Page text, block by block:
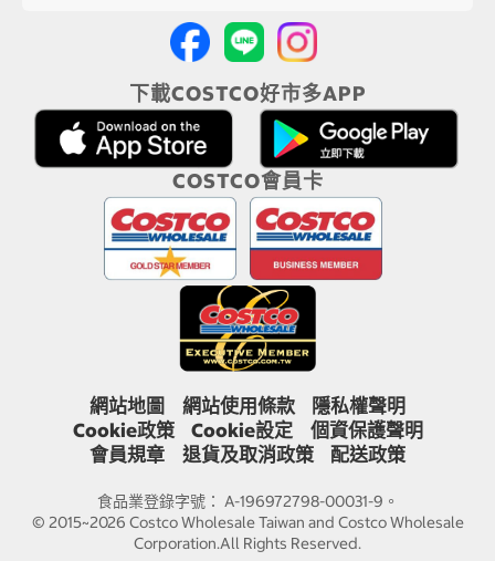
下載COSTCO好市多APP
COSTCO會員卡
網站地圖 網站使用條款
隱私權聲明
Cookie政策
Cookie設定
個資保護聲明
會員規章
退貨及取消政策 配送政策
食品業登錄字號： A-196972798-00031-9。
© 2015~2026 Costco Wholesale Taiwan and Costco Wholesale
Corporation.All Rights Reserved.